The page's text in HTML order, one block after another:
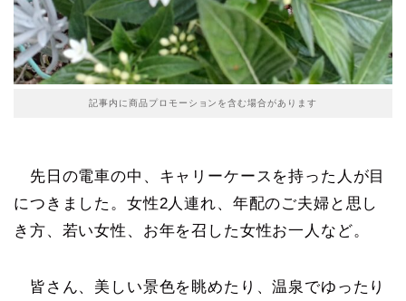
記事内に商品プロモーションを含む場合があります
先日の電車の中、キャリーケースを持った人が目
につきました。女性2人連れ、年配のご夫婦と思し
き方、若い女性、お年を召した女性お一人など。
皆さん、美しい景色を眺めたり、温泉でゆったり